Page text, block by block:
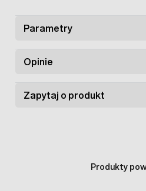
10 g preparatu na 1 litro
Preparat Elektrolit można
Parametry
Opinie
Zapytaj o produkt
Produkty